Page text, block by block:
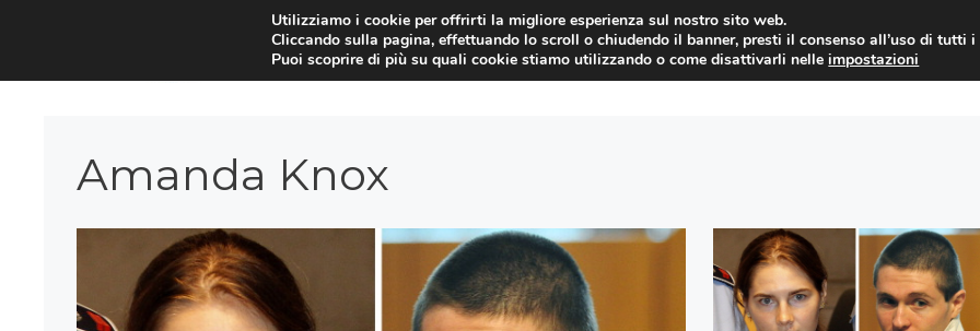
YUAN COIN GOSSIP NEWS DAL
Amanda Knox
Utilizziamo i cookie per offrirti la migliore esperienza sul nostro sito web.
Cliccando sulla pagina, effettuando lo scroll o chiudendo il banner, presti il consenso all’uso di tutti
Puoi scoprire di più su quali cookie stiamo utilizzando o come disattivarli nelleimpostazioni